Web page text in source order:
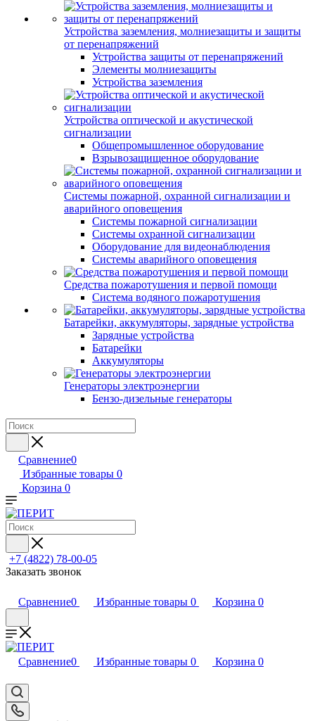
Устройства заземления, молниезащиты и защиты
от перенапряжений
Устройства защиты от перенапряжений
Элементы молниезащиты
Устройства заземления
Устройства оптической и акустической
сигнализации
Общепромышленное оборудование
Взрывозащищенное оборудование
Системы пожарной, охранной сигнализации и
аварийного оповещения
Системы пожарной сигнализации
Системы охранной сигнализации
Оборудование для видеонаблюдения
Системы аварийного оповещения
Средства пожаротушения и первой помощи
Система водяного пожаротушения
Батарейки, аккумуляторы, зарядные устройства
Зарядные устройства
Батарейки
Аккумуляторы
Генераторы электроэнергии
Бензо-дизельные генераторы
Сравнение0
Избранные товары 0
Корзина 0
+7 (4822) 78-00-05
Заказать звонок
Сравнение0 Избранные товары 0 Корзина 0
Сравнение0 Избранные товары 0 Корзина 0